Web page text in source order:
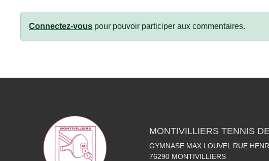
Connectez-vous pour pouvoir participer aux commentaires.
MONTIVILLIERS TENNIS
GYMNASE MAX LOUVEL RUE
76290 MONTIVILLIERS